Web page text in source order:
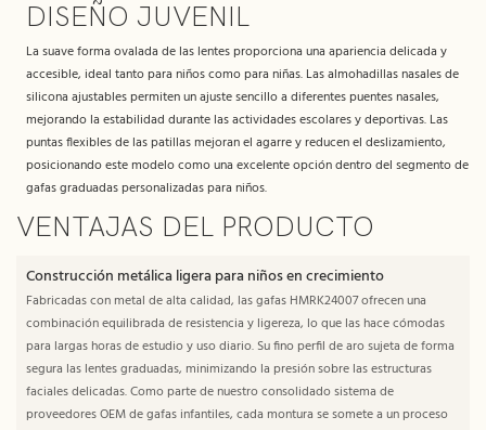
DISEÑO JUVENIL
La suave forma ovalada de las lentes proporciona una apariencia delicada y
accesible, ideal tanto para niños como para niñas. Las almohadillas nasales de
silicona ajustables permiten un ajuste sencillo a diferentes puentes nasales,
mejorando la estabilidad durante las actividades escolares y deportivas. Las
puntas flexibles de las patillas mejoran el agarre y reducen el deslizamiento,
posicionando este modelo como una excelente opción dentro del segmento de
gafas graduadas personalizadas para niños.
VENTAJAS DEL PRODUCTO
Construcción metálica ligera para niños en crecimiento
Fabricadas con metal de alta calidad, las gafas HMRK24007 ofrecen una
combinación equilibrada de resistencia y ligereza, lo que las hace cómodas
para largas horas de estudio y uso diario. Su fino perfil de aro sujeta de forma
segura las lentes graduadas, minimizando la presión sobre las estructuras
faciales delicadas. Como parte de nuestro consolidado sistema de
proveedores OEM de gafas infantiles, cada montura se somete a un proceso